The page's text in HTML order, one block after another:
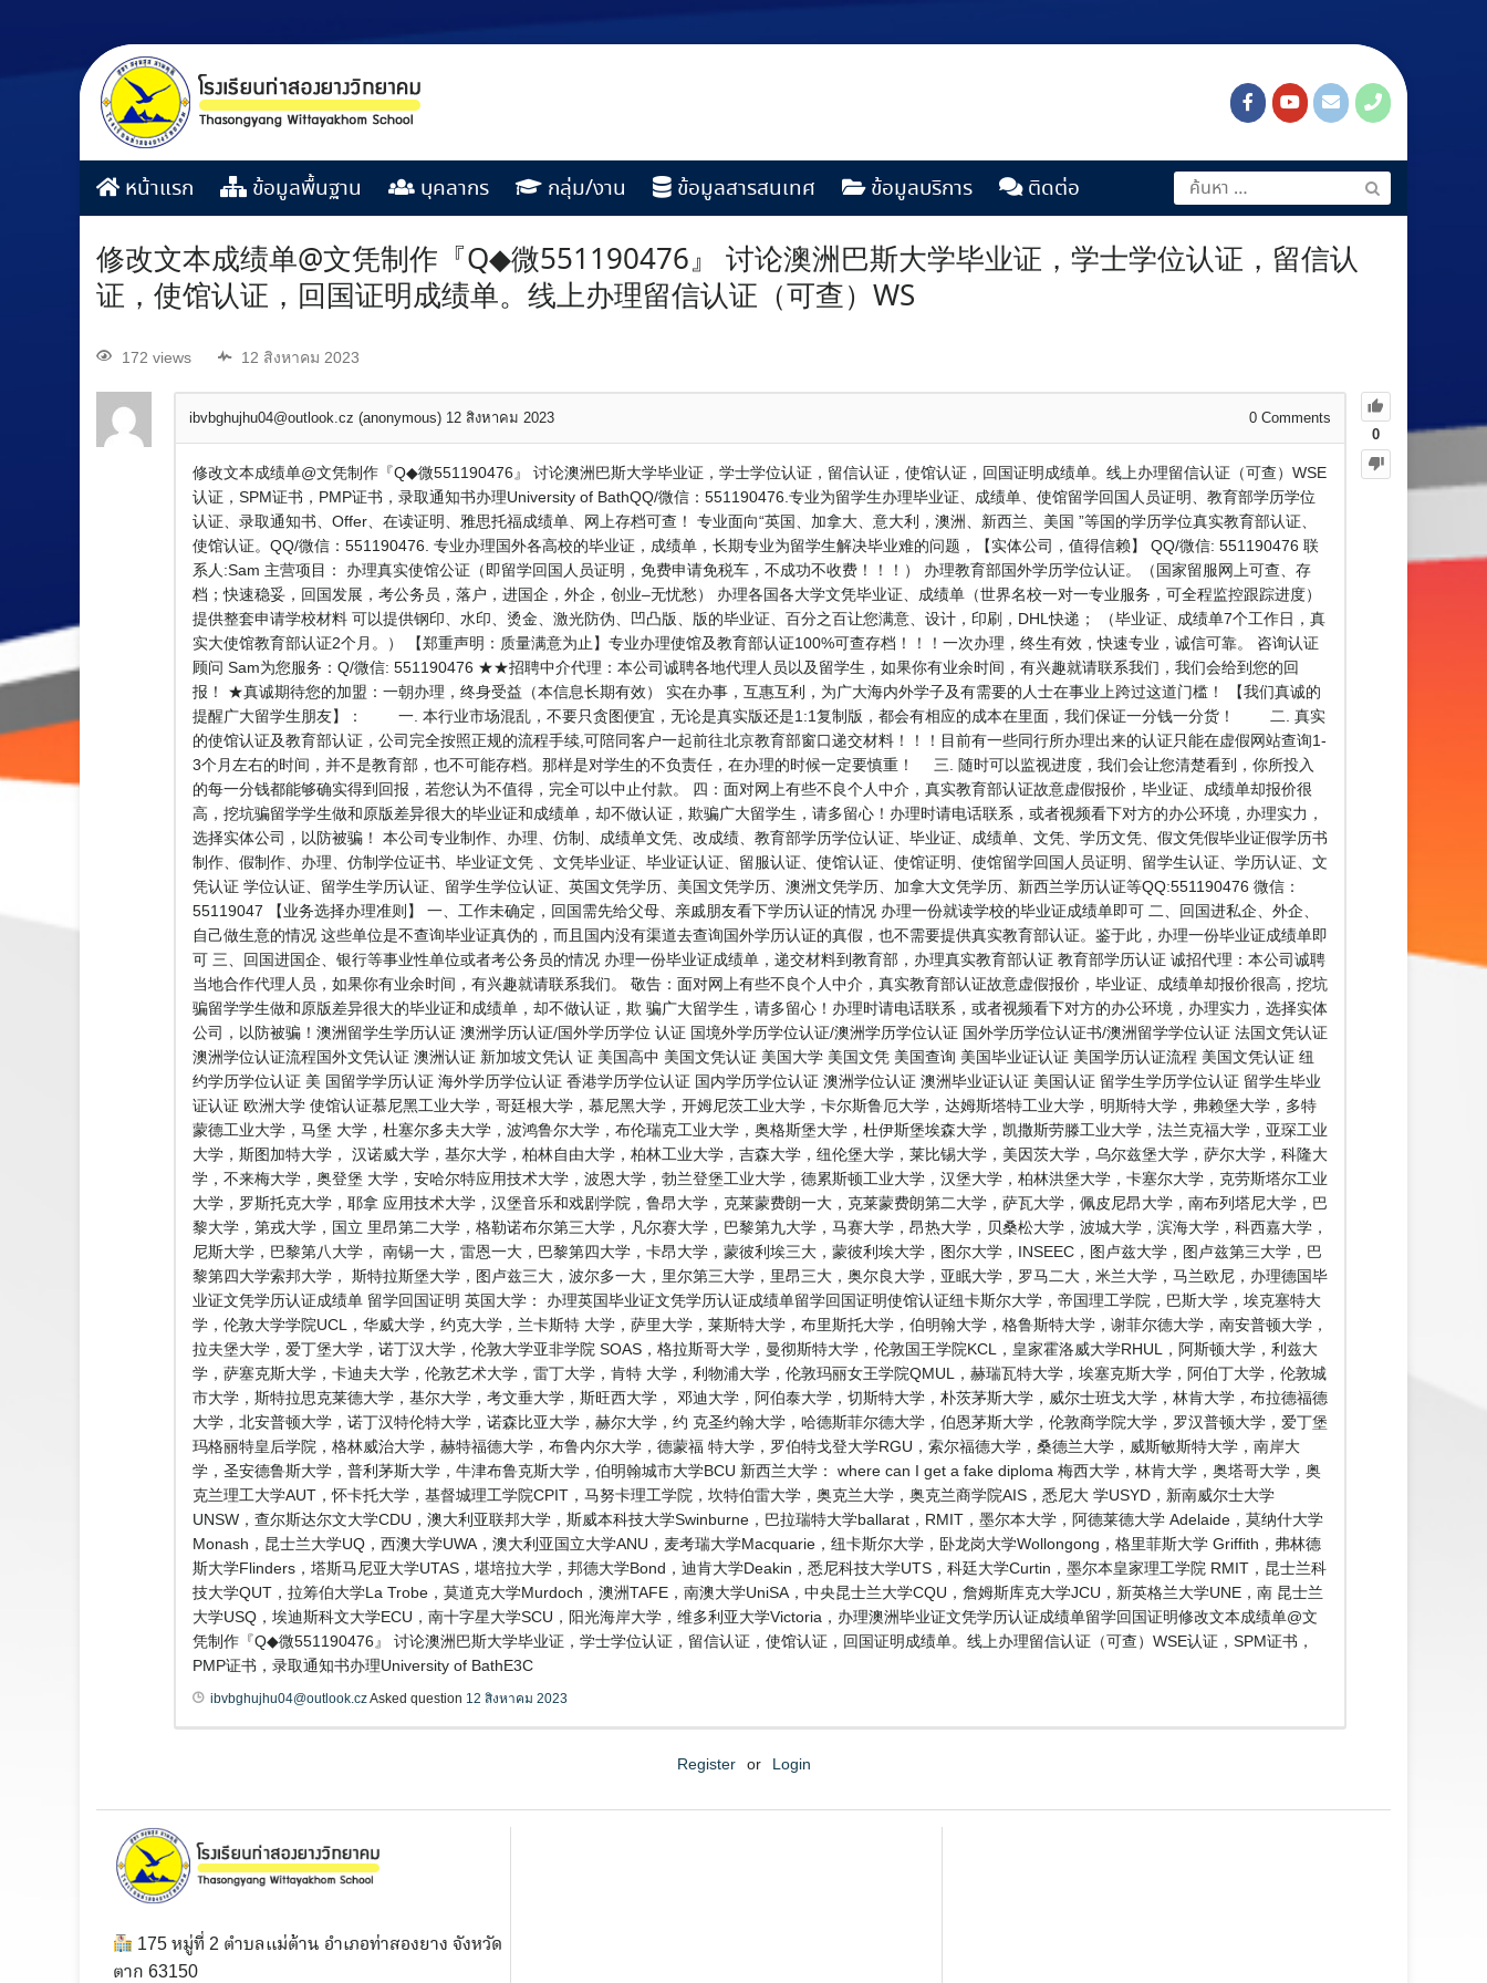
หน้าแรก ข้อมูลพื้นฐาน บุคลากร กลุ่ม/งาน ข้อมูลสารสนเทศ ข้อมูลบริการ ติดต่อ
修改文本成绩单@文凭制作『Q◆微551190476』 讨论澳洲巴斯大学毕业证，学士学位认证，留信认
证，使馆认证，回国证明成绩单。线上办理留信认证（可查）WS
172 views 12 สิงหาคม 2023
0
ibvbghujhu04@outlook.cz (anonymous) 12 สิงหาคม 2023 0 Comments
修改文本成绩单@文凭制作『Q◆微551190476』 讨论澳洲巴斯大学毕业证，学士学位认证，留信认证，使馆认证，回国证明成绩单。线上办理留信认证（可查）WSE
认证，SPM证书，PMP证书，录取通知书办理University of BathQQ/微信：551190476.专业为留学生办理毕业证、成绩单、使馆留学回国人员证明、教育部学历学位
认证、录取通知书、Offer、在读证明、雅思托福成绩单、网上存档可查！ 专业面向“英国、加拿大、意大利，澳洲、新西兰、美国 ”等国的学历学位真实教育部认证、
使馆认证。QQ/微信：551190476. 专业办理国外各高校的毕业证，成绩单，长期专业为留学生解决毕业难的问题，【实体公司，值得信赖】 QQ/微信: 551190476 联
系人:Sam 主营项目： 办理真实使馆公证（即留学回国人员证明，免费申请免税车，不成功不收费！！！） 办理教育部国外学历学位认证。（国家留服网上可查、存
档；快速稳妥，回国发展，考公务员，落户，进国企，外企，创业–无忧愁） 办理各国各大学文凭毕业证、成绩单（世界名校一对一专业服务，可全程监控跟踪进度）
提供整套申请学校材料 可以提供钢印、水印、烫金、激光防伪、凹凸版、版的毕业证、百分之百让您满意、设计，印刷，DHL快递； （毕业证、成绩单7个工作日，真
实大使馆教育部认证2个月。） 【郑重声明：质量满意为止】专业办理使馆及教育部认证100%可查存档！！！一次办理，终生有效，快速专业，诚信可靠。 咨询认证
顾问 Sam为您服务：Q/微信: 551190476 ★★招聘中介代理：本公司诚聘各地代理人员以及留学生，如果你有业余时间，有兴趣就请联系我们，我们会给到您的回
报！ ★真诚期待您的加盟：一朝办理，终身受益（本信息长期有效） 实在办事，互惠互利，为广大海内外学子及有需要的人士在事业上跨过这道门槛！ 【我们真诚的
提醒广大留学生朋友】： 一. 本行业市场混乱，不要只贪图便宜，无论是真实版还是1:1复制版，都会有相应的成本在里面，我们保证一分钱一分货！ 二. 真实
的使馆认证及教育部认证，公司完全按照正规的流程手续,可陪同客户一起前往北京教育部窗口递交材料！！！目前有一些同行所办理出来的认证只能在虚假网站查询1-
3个月左右的时间，并不是教育部，也不可能存档。那样是对学生的不负责任，在办理的时候一定要慎重！ 三. 随时可以监视进度，我们会让您清楚看到，你所投入
的每一分钱都能够确实得到回报，若您认为不值得，完全可以中止付款。 四：面对网上有些不良个人中介，真实教育部认证故意虚假报价，毕业证、成绩单却报价很
高，挖坑骗留学学生做和原版差异很大的毕业证和成绩单，却不做认证，欺骗广大留学生，请多留心！办理时请电话联系，或者视频看下对方的办公环境，办理实力，
选择实体公司，以防被骗！ 本公司专业制作、办理、仿制、成绩单文凭、改成绩、教育部学历学位认证、毕业证、成绩单、文凭、学历文凭、假文凭假毕业证假学历书
制作、假制作、办理、仿制学位证书、毕业证文凭 、文凭毕业证、毕业证认证、留服认证、使馆认证、使馆证明、使馆留学回国人员证明、留学生认证、学历认证、文
凭认证 学位认证、留学生学历认证、留学生学位认证、英国文凭学历、美国文凭学历、澳洲文凭学历、加拿大文凭学历、新西兰学历认证等QQ:551190476 微信：
55119047 【业务选择办理准则】 一、工作未确定，回国需先给父母、亲戚朋友看下学历认证的情况 办理一份就读学校的毕业证成绩单即可 二、回国进私企、外企、
自己做生意的情况 这些单位是不查询毕业证真伪的，而且国内没有渠道去查询国外学历认证的真假，也不需要提供真实教育部认证。鉴于此，办理一份毕业证成绩单即
可 三、回国进国企、银行等事业性单位或者考公务员的情况 办理一份毕业证成绩单，递交材料到教育部，办理真实教育部认证 教育部学历认证 诚招代理：本公司诚聘
当地合作代理人员，如果你有业余时间，有兴趣就请联系我们。 敬告：面对网上有些不良个人中介，真实教育部认证故意虚假报价，毕业证、成绩单却报价很高，挖坑
骗留学学生做和原版差异很大的毕业证和成绩单，却不做认证，欺 骗广大留学生，请多留心！办理时请电话联系，或者视频看下对方的办公环境，办理实力，选择实体
公司，以防被骗！澳洲留学生学历认证 澳洲学历认证/国外学历学位 认证 国境外学历学位认证/澳洲学历学位认证 国外学历学位认证书/澳洲留学学位认证 法国文凭认证
澳洲学位认证流程国外文凭认证 澳洲认证 新加坡文凭认 证 美国高中 美国文凭认证 美国大学 美国文凭 美国查询 美国毕业证认证 美国学历认证流程 美国文凭认证 纽
约学历学位认证 美 国留学学历认证 海外学历学位认证 香港学历学位认证 国内学历学位认证 澳洲学位认证 澳洲毕业证认证 美国认证 留学生学历学位认证 留学生毕业
证认证 欧洲大学 使馆认证慕尼黑工业大学，哥廷根大学，慕尼黑大学，开姆尼茨工业大学，卡尔斯鲁厄大学，达姆斯塔特工业大学，明斯特大学，弗赖堡大学，多特
蒙德工业大学，马堡 大学，杜塞尔多夫大学，波鸿鲁尔大学，布伦瑞克工业大学，奥格斯堡大学，杜伊斯堡埃森大学，凯撒斯劳滕工业大学，法兰克福大学，亚琛工业
大学，斯图加特大学， 汉诺威大学，基尔大学，柏林自由大学，柏林工业大学，吉森大学，纽伦堡大学，莱比锡大学，美因茨大学，乌尔兹堡大学，萨尔大学，科隆大
学，不来梅大学，奥登堡 大学，安哈尔特应用技术大学，波恩大学，勃兰登堡工业大学，德累斯顿工业大学，汉堡大学，柏林洪堡大学，卡塞尔大学，克劳斯塔尔工业
大学，罗斯托克大学，耶拿 应用技术大学，汉堡音乐和戏剧学院，鲁昂大学，克莱蒙费朗一大，克莱蒙费朗第二大学，萨瓦大学，佩皮尼昂大学，南布列塔尼大学，巴
黎大学，第戎大学，国立 里昂第二大学，格勒诺布尔第三大学，凡尔赛大学，巴黎第九大学，马赛大学，昂热大学，贝桑松大学，波城大学，滨海大学，科西嘉大学，
尼斯大学，巴黎第八大学， 南锡一大，雷恩一大，巴黎第四大学，卡昂大学，蒙彼利埃三大，蒙彼利埃大学，图尔大学，INSEEC，图卢兹大学，图卢兹第三大学，巴
黎第四大学索邦大学， 斯特拉斯堡大学，图卢兹三大，波尔多一大，里尔第三大学，里昂三大，奥尔良大学，亚眠大学，罗马二大，米兰大学，马兰欧尼，办理德国毕
业证文凭学历认证成绩单 留学回国证明 英国大学： 办理英国毕业证文凭学历认证成绩单留学回国证明使馆认证纽卡斯尔大学，帝国理工学院，巴斯大学，埃克塞特大
学，伦敦大学学院UCL，华威大学，约克大学，兰卡斯特 大学，萨里大学，莱斯特大学，布里斯托大学，伯明翰大学，格鲁斯特大学，谢菲尔德大学，南安普顿大学，
拉夫堡大学，爱丁堡大学，诺丁汉大学，伦敦大学亚非学院 SOAS，格拉斯哥大学，曼彻斯特大学，伦敦国王学院KCL，皇家霍洛威大学RHUL，阿斯顿大学，利兹大
学，萨塞克斯大学，卡迪夫大学，伦敦艺术大学，雷丁大学，肯特 大学，利物浦大学，伦敦玛丽女王学院QMUL，赫瑞瓦特大学，埃塞克斯大学，阿伯丁大学，伦敦城
市大学，斯特拉思克莱德大学，基尔大学，考文垂大学，斯旺西大学， 邓迪大学，阿伯泰大学，切斯特大学，朴茨茅斯大学，威尔士班戈大学，林肯大学，布拉德福德
大学，北安普顿大学，诺丁汉特伦特大学，诺森比亚大学，赫尔大学，约 克圣约翰大学，哈德斯菲尔德大学，伯恩茅斯大学，伦敦商学院大学，罗汉普顿大学，爱丁堡
玛格丽特皇后学院，格林威治大学，赫特福德大学，布鲁内尔大学，德蒙福 特大学，罗伯特戈登大学RGU，索尔福德大学，桑德兰大学，威斯敏斯特大学，南岸大
学，圣安德鲁斯大学，普利茅斯大学，牛津布鲁克斯大学，伯明翰城市大学BCU 新西兰大学： where can I get a fake diploma 梅西大学，林肯大学，奥塔哥大学，奥
克兰理工大学AUT，怀卡托大学，基督城理工学院CPIT，马努卡理工学院，坎特伯雷大学，奥克兰大学，奥克兰商学院AIS，悉尼大 学USYD，新南威尔士大学
UNSW，查尔斯达尔文大学CDU，澳大利亚联邦大学，斯威本科技大学Swinburne，巴拉瑞特大学ballarat，RMIT，墨尔本大学，阿德莱德大学 Adelaide，莫纳什大学
Monash，昆士兰大学UQ，西澳大学UWA，澳大利亚国立大学ANU，麦考瑞大学Macquarie，纽卡斯尔大学，卧龙岗大学Wollongong，格里菲斯大学 Griffith，弗林德
斯大学Flinders，塔斯马尼亚大学UTAS，堪培拉大学，邦德大学Bond，迪肯大学Deakin，悉尼科技大学UTS，科廷大学Curtin，墨尔本皇家理工学院 RMIT，昆士兰科
技大学QUT，拉筹伯大学La Trobe，莫道克大学Murdoch，澳洲TAFE，南澳大学UniSA，中央昆士兰大学CQU，詹姆斯库克大学JCU，新英格兰大学UNE，南 昆士兰
大学USQ，埃迪斯科文大学ECU，南十字星大学SCU，阳光海岸大学，维多利亚大学Victoria，办理澳洲毕业证文凭学历认证成绩单留学回国证明修改文本成绩单@文
凭制作『Q◆微551190476』 讨论澳洲巴斯大学毕业证，学士学位认证，留信认证，使馆认证，回国证明成绩单。线上办理留信认证（可查）WSE认证，SPM证书，
PMP证书，录取通知书办理University of BathE3C
ibvbghujhu04@outlook.czAsked question 12 สิงหาคม 2023
Register or Login
175 หมู่ที่ 2 ตำบลแม่ต้าน อำเภอท่าสองยาง จังหวัด
ตาก 63150